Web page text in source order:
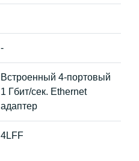
-
Встроенный 4-портовый
1 Гбит/сек. Ethernet
адаптер
4LFF